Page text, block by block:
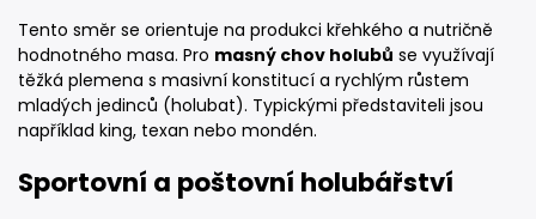
Tento směr se orientuje na produkci křehkého a nutričně
hodnotného masa. Pro masný chov holubů se využívají
těžká plemena s masivní konstitucí a rychlým růstem
mladých jedinců (holubat). Typickými představiteli jsou
například king, texan nebo mondén.
Sportovní a poštovní holubářství